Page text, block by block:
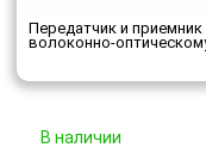
Передатчик и приемник
волоконно-
В наличии